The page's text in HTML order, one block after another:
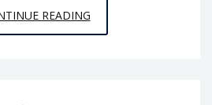
READINGMENS
SANA